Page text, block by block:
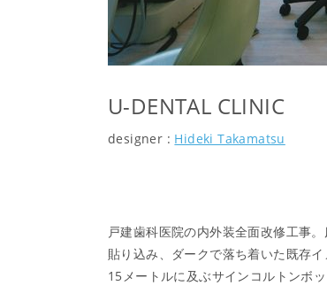
U-DENTAL CLINIC
designer : Hideki Takamatsu
戸建歯科医院の内外装全面改修工事
貼り込み、ダークで落ち着いた既存
15メートルに及ぶサインコルトンボ